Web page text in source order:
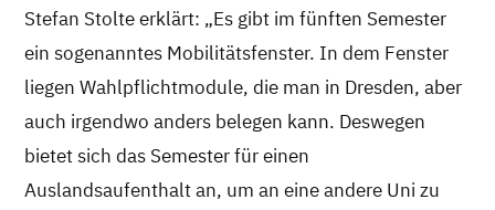
Stefan Stolte erklärt: „Es gibt im fünften Semester
ein sogenanntes Mobilitätsfenster. In dem Fenster
liegen Wahlpflichtmodule, die man in Dresden, aber
auch irgendwo anders belegen kann. Deswegen
bietet sich das Semester für einen
Auslandsaufenthalt an, um an eine andere Uni zu